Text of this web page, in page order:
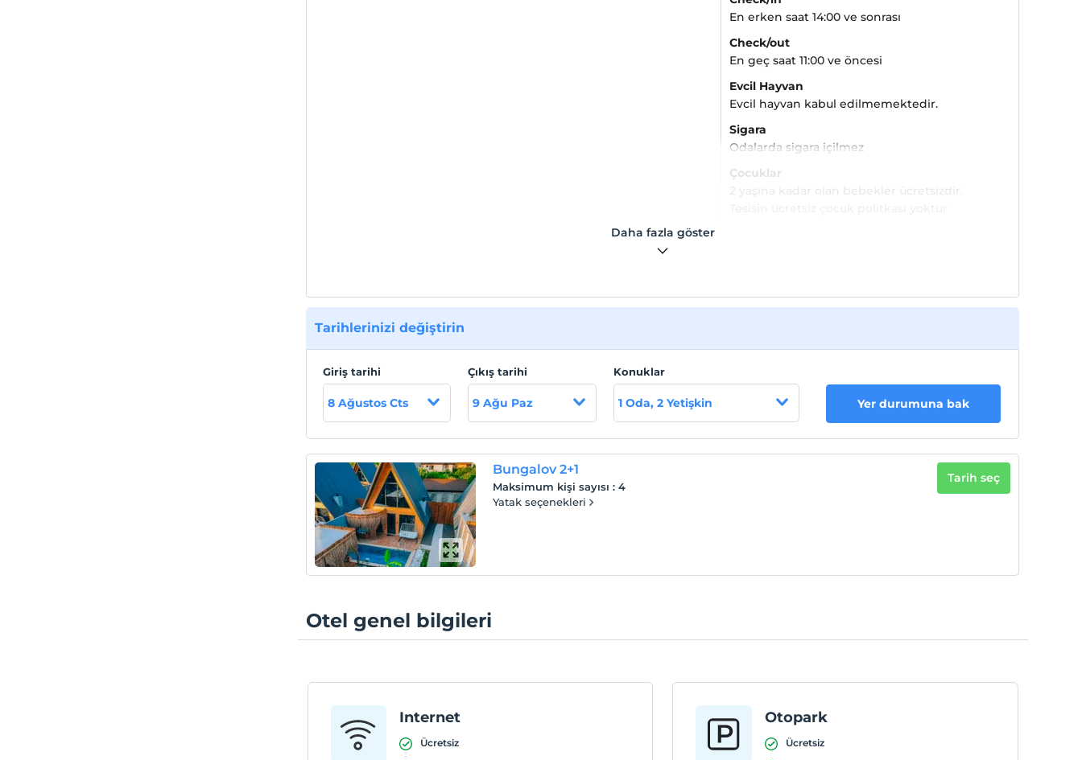
En erken saat 14:00 ve sonrası
Check/out
En geç saat 11:00 ve öncesi
Evcil Hayvan
Evcil hayvan kabul edilmemektedir.
Sigara
Odalarda sigara içilmez
Çocuklar
2 yaşına kadar olan bebekler ücretsizdir.
Daha fazla göster
Tarihlerinizi değiştirin
Giriş tarihi
8 Ağustos Cts
Çıkış tarihi
9 Ağu Paz
Konuklar
1 Oda, 2 Yetişkin Yer durumuna bak
Bungalov 2+1
Maksimum kişi sayısı :4
Yatak seçenekleri
Tarih seç
Otel genel bilgileri
Internet
Ücretsiz
Otopark
Ücretsiz